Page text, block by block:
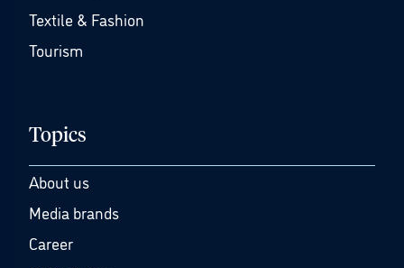
Textile & Fashion
Tourism
Topics
About us
Media brands
Career